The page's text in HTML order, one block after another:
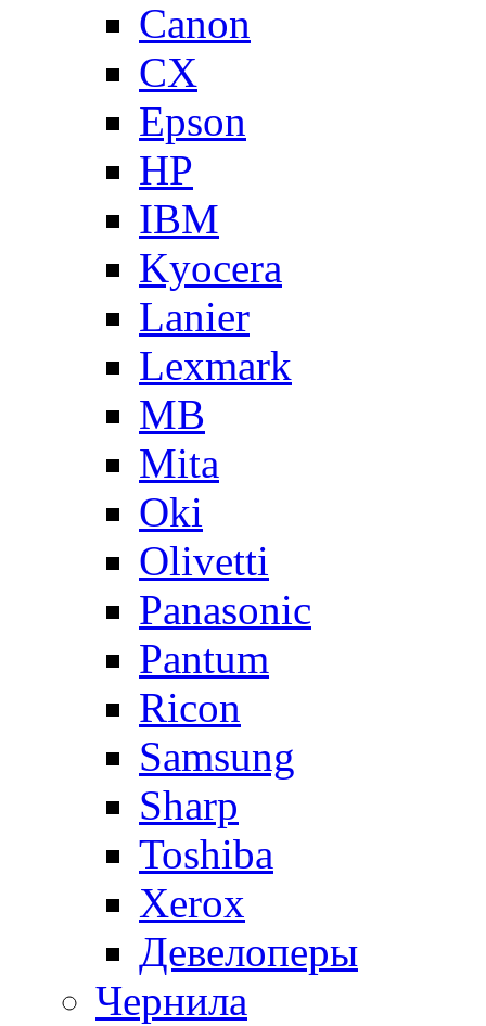
Canon
CX
Epson
HP
IBM
Kyocera
Lanier
Lexmark
MB
Mita
Oki
Olivetti
Panasonic
Pantum
Ricon
Samsung
Sharp
Toshiba
Xerox
Девелоперы
Чернила